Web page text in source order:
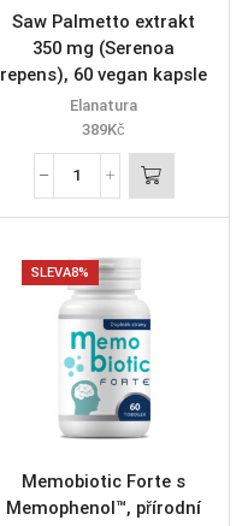
Saw Palmetto extrakt
350 mg (Serenoa
repens), 60 vegan kapsle
Elanatura
389Kč
SLEVA8%
Memobiotic Forte s
Memophenol™, přírodní